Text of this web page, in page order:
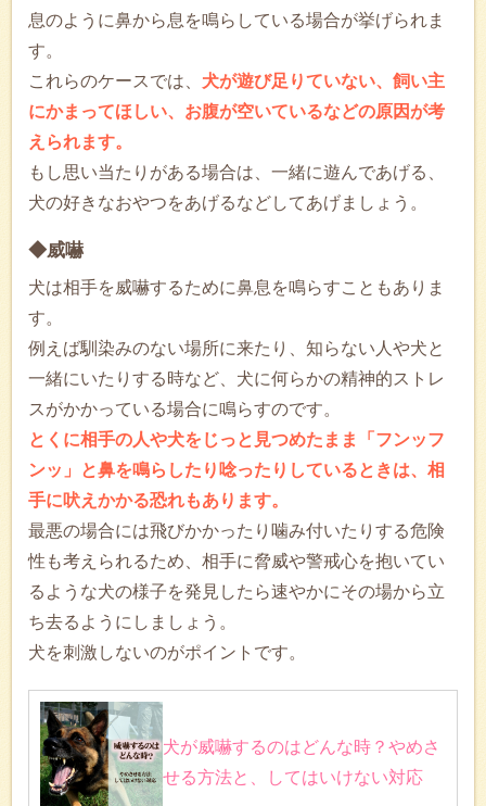
息のように鼻から息を鳴らしている場合が挙げられま
す。
これらのケースでは、 犬が遊び足りていない、飼い主
にかまってほしい、お腹が空いているなどの原因が考
えられます。
もし思い当たりがある場合は、一緒に遊んであげる、
犬の好きなおやつをあげるなどしてあげましょう。
◆威嚇
犬は相手を威嚇するために鼻息を鳴らすこともありま
す。
例えば馴染みのない場所に来たり、知らない人や犬と
一緒にいたりする時など、犬に何らかの精神的ストレ
スがかかっている場合に鳴らすのです。
とくに相手の人や犬をじっと見つめたまま「フンッフ
ンッ」と鼻を鳴らしたり唸ったりしているときは、相
手に吠えかかる恐れもあります。
最悪の場合には飛びかかったり噛み付いたりする危険
性も考えられるため、相手に脅威や警戒心を抱いてい
るような犬の様子を発見したら速やかにその場から立
ち去るようにしましょう。
犬を刺激しないのがポイントです。
犬が威嚇するのはどんな時？やめさ
せる方法と、してはいけない対応